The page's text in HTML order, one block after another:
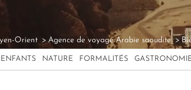
Orient Agence de voyage Arabie saoudite
NATURE FORMALITÉS